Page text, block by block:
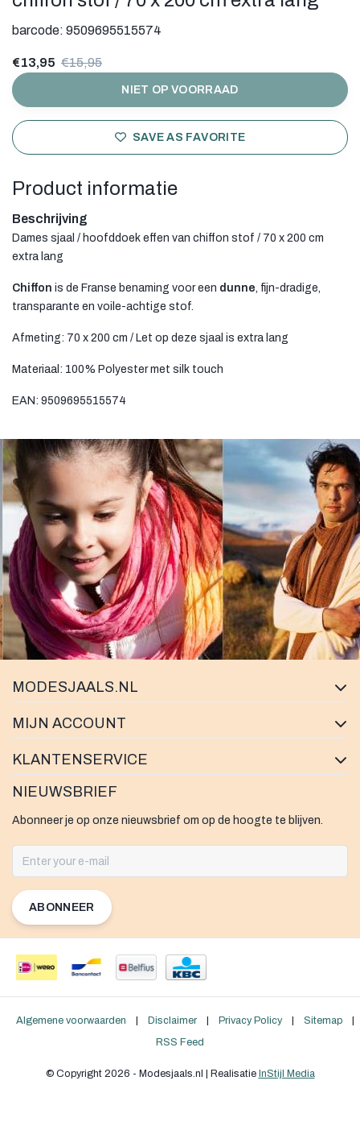
barcode: 9509695515574
€13,95 €15,95
NIET OP VOORRAAD
SAVE AS FAVORITE
Product informatie
Beschrijving
Dames sjaal / hoofddoek effen van chiffon stof / 70 x 200 cm
extra lang
Chiffon is de Franse benaming voor een dunne, fijn-dradige,
transparante en voile-achtige stof.
Afmeting: 70 x 200 cm / Let op deze sjaal is extra lang
Materiaal: 100% Polyester met silk touch
EAN: 9509695515574
MODESJAALS.NL
MIJN ACCOUNT
KLANTENSERVICE
NIEUWSBRIEF
Abonneer je op onze nieuwsbrief om op de hoogte te blijven.
ABONNEER
Algemene voorwaarden Disclaimer Privacy Policy Sitemap
RSS Feed
© Copyright 2026 - Modesjaals.nl | Realisatie InStijl Media